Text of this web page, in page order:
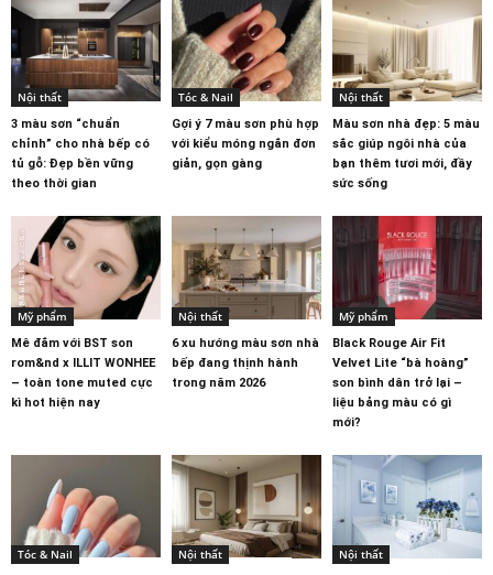
Nội thất
3 màu sơn “chuẩn
chỉnh” cho nhà bếp có
tủ gỗ: Đẹp bền vững
theo thời gian
Tóc & Nail
Gợi ý 7 màu sơn phù hợp
với kiểu móng ngắn đơn
giản, gọn gàng
Nội thất
Màu sơn nhà đẹp: 5 màu
sắc giúp ngôi nhà của
bạn thêm tươi mới, đầy
sức sống
Mỹ phẩm
Mê đắm với BST son
rom&nd x ILLIT WONHEE
– toàn tone muted cực
kì hot hiện nay
Nội thất
6 xu hướng màu sơn nhà
bếp đang thịnh hành
trong năm 2026
Mỹ phẩm
Black Rouge Air Fit
Velvet Lite “bà hoàng”
son bình dân trở lại –
liệu bảng màu có gì
mới?
Tóc & Nail Nội thất Nội thất